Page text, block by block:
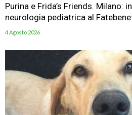
Purina e Frida’s Friends. Milano:
neurologia pediatrica al
4 Agosto 2026